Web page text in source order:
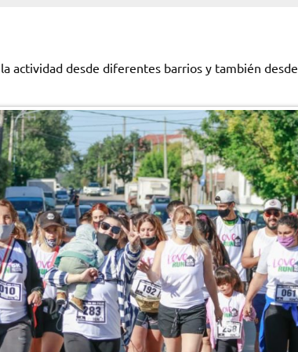
actividad desde diferentes barrios y también